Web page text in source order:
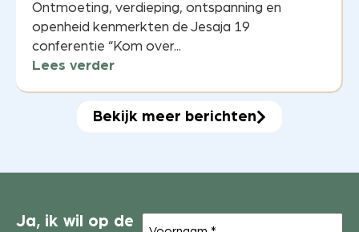
Ontmoeting, verdieping, ontspanning en
openheid kenmerkten de Jesaja 19
conferentie “Kom over...
Lees verder
Bekijk meer berichten
Ja, ik wil op de
Voornaam